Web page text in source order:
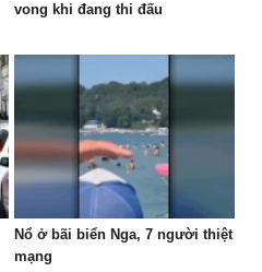
vong khi đang thi đấu
Nổ ở bãi biển Nga, 7 người thiệt
mạng